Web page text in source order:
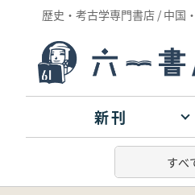
歴史・考古学専門書店 / 中国
新刊